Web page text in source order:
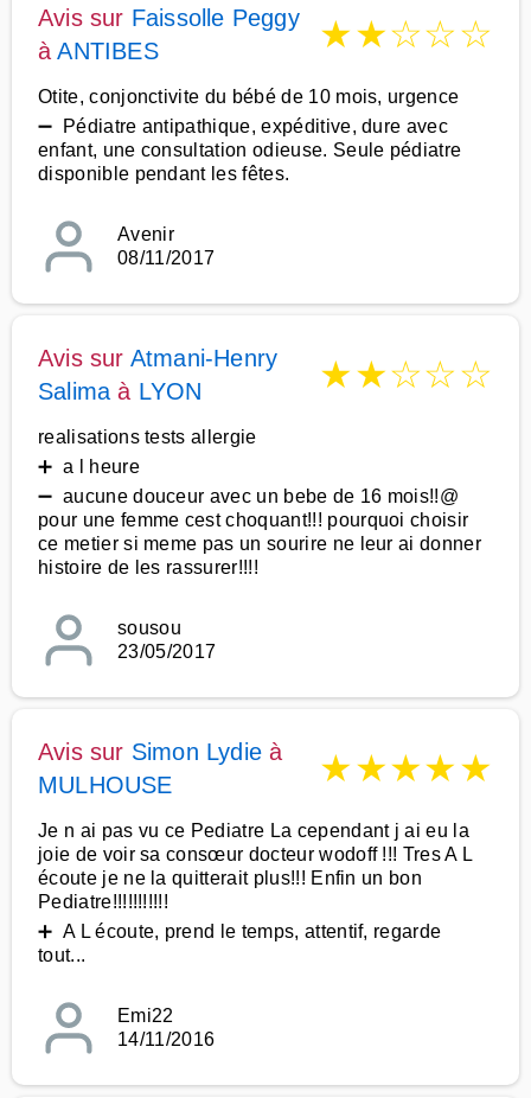
Avis sur Faissolle Peggy
àANTIBES ★★☆☆☆
Otite, conjonctivite du bébé de 10 mois, urgence
➖ Pédiatre antipathique, expéditive, dure avec
enfant, une consultation odieuse. Seule pédiatre
disponible pendant les fêtes.
Avenir
08/11/2017
Avis sur Atmani-Henry
Salima à LYON ★★☆☆☆
realisations tests allergie
➕ a l heure
➖ aucune douceur avec un bebe de 16 mois!!@
pour une femme cest choquant!!! pourquoi choisir
ce metier si meme pas un sourire ne leur ai donner
histoire de les rassurer!!!!
sousou
23/05/2017
Avis sur Simon Lydie à
MULHOUSE
★★★★★
Je n ai pas vu ce Pediatre La cependant j ai eu la
joie de voir sa consœur docteur wodoff !!! Tres A L
écoute je ne la quitterait plus!!! Enfin un bon
Pediatre!!!!!!!!!!!
➕ A L écoute, prend le temps, attentif, regarde
tout...
Emi22
14/11/2016